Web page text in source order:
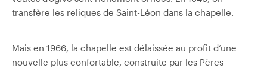
transfère les reliques de Saint-Léon dans la chapelle.
Mais en 1966, la chapelle est délaissée au profit d’une
nouvelle plus confortable, construite par les Pères